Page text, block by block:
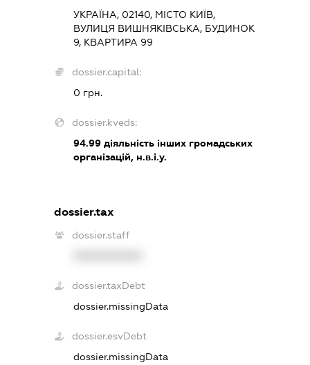
УКРАЇНА, 02140, МІСТО КИЇВ,
ВУЛИЦЯ ВИШНЯКІВСЬКА, БУДИНОК
9, КВАРТИРА 99
dossier.capital:
0 грн.
dossier.kveds:
94.99діяльність інших громадських
організацій, н.в.і.у.
dossier.tax
dossier.staff
dossier.taxDebt
dossier.missingData
dossier.esvDebt
dossier.missingData